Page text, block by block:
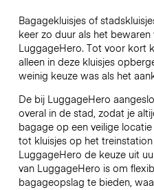
Bagagekluisjes of
keer zo duur als het
LuggageHero. Tot voor kort
alleen in deze kluisjes
weinig keuze was als het
De bij LuggageHero
overal in de stad, zodat je
bagage op een veilige
tot kluisjes op het
LuggageHero de keuze uit
van LuggageHero is om
bagageopslag te bieden,